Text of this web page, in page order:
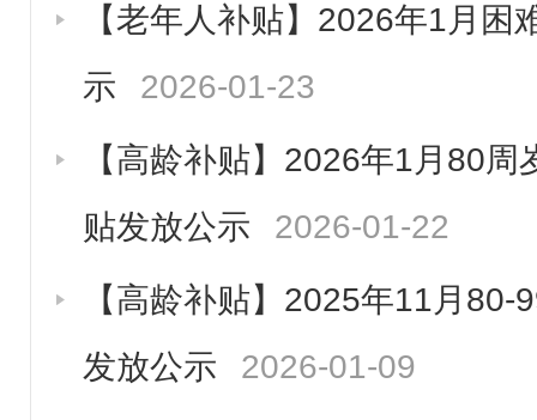
【老年人补贴】2026年1月困
示
2026-01-23
【高龄补贴】2026年1月80
贴发放公示
2026-01-22
【高龄补贴】2025年11月80-
发放公示
2026-01-09